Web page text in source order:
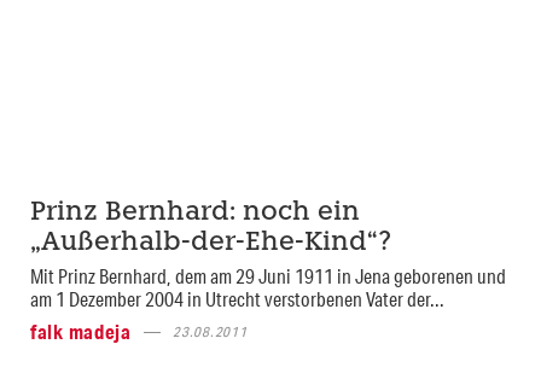
Prinz Bernhard: noch ein
„Außerhalb-der-Ehe-Kind“?
Mit Prinz Bernhard, dem am 29 Juni 1911 in Jena geborenen und
am 1 Dezember 2004 in Utrecht verstorbenen Vater der...
falk madeja
23.08.2011